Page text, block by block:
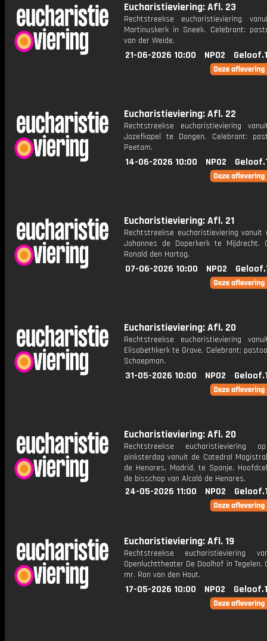
Eucharistieviering: Afl. 23
Rechtstreekse eucharistieviering
Martinuskerk in Sneek. Celebrant:
van der Weide.
21-06-2026 10:00 NPO2
Eucharistieviering: Afl. 22
Rechtstreekse eucharistieviering
Jozefkapel te Dongen. Celebrant:
Peetam.
14-06-2026 10:00 NPO2
Eucharistieviering: Afl. 21
Rechtstreekse eucharistieviering vanuit
Johannes de Doperkerk te Mijdrecht.
Ronald den Hartog.
07-06-2026 10:00 NPO2
Eucharistieviering: Afl. 20
Rechtstreekse eucharistieviering
Elisabethkerk te Grave. Celebrant:
Schaepman.
31-05-2026 10:00 NPO2
Eucharistieviering: Afl. 20
Rechtstreekse eucharistieviering
pinksterdag vanuit de Catedral
de Henares, Madrid, te Spanje.
de bisschop van Alcalá de Henares.
24-05-2026 11:00 NPO2
Eucharistieviering: Afl. 19
Rechtstreekse eucharistieviering
Openluchttheater De Doolhof in Tegelen.
mr. Ron van den Hout.
17-05-2026 10:00 NPO2